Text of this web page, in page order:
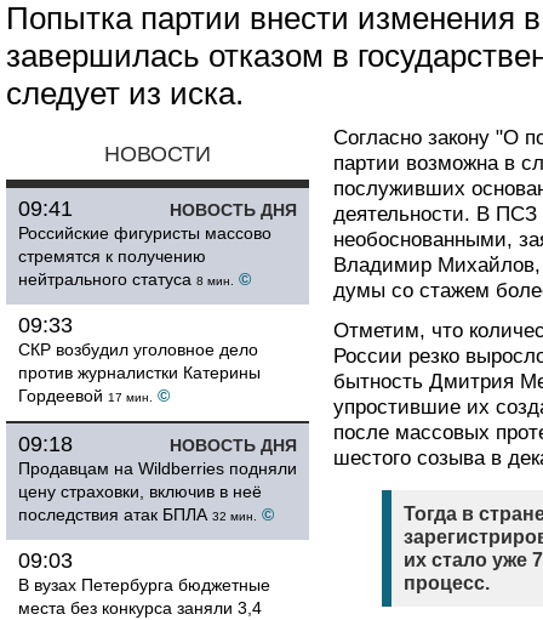
Попытка партии внести изменения
завершилась отказом в
следует из иска.
НОВОСТИ
НОВОСТЬ ДНЯ
09:41
Российские фигуристы массово
стремятся к получению
нейтрального статуса 8 мин. ©
09:33
СКР возбудил уголовное дело
против журналистки Катерины
Гордеевой 17 мин. ©
НОВОСТЬ ДНЯ
09:18
Продавцам на Wildberries подняли
цену страховки, включив в неё
последствия атак БПЛА 32 мин. ©
09:03
В вузах Петербурга бюджетные
места без конкурса заняли 3,4
Согласно закону "О
партии возможна в
послуживших
деятельности. В
необоснованными,
Владимир Михайлов,
думы со стажем
Отметим, что
России резко
бытность Дмитрия
упростившие их
после массовых
шестого созыва в
Тогда в
их стало уже
процесс.